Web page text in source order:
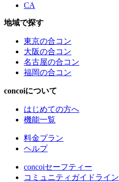
CA
地域で探す
東京の合コン
大阪の合コン
名古屋の合コン
福岡の合コン
concoiについて
はじめての方へ
機能一覧
料金プラン
ヘルプ
concoiセーフティー
コミュニティガイドライン